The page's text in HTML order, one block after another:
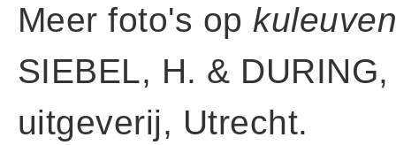
Meer foto's op
SIEBEL, H. &
uitgeverij, Utrecht.